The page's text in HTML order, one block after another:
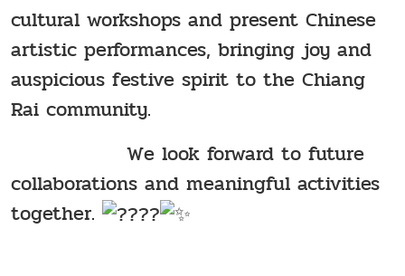
cultural workshops and present Chinese
artistic performances, bringing joy and
auspicious festive spirit to the Chiang
Rai community.
We look forward to future
collaborations and meaningful activities
together.